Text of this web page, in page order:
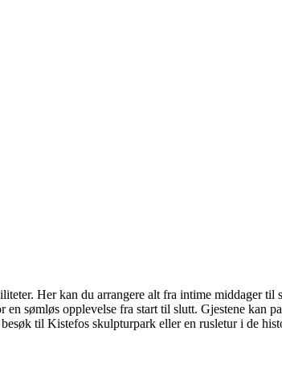
Her kan du arrangere alt fra intime middager
sømløs opplevelse fra start til slutt. Gjestene kan
til Kistefos skulpturpark eller en rusletur i de